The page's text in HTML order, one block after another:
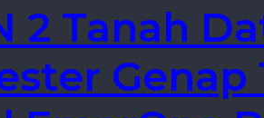
2 Tanah
Genap